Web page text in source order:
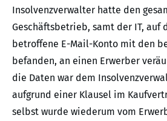
Insolvenzverwalter hatte den
Geschäftsbetrieb, samt der IT, auf
betroffene E-Mail-Konto mit den
befanden, an einen Erwerber
die Daten war dem
aufgrund einer Klausel im
selbst wurde wiederum vom